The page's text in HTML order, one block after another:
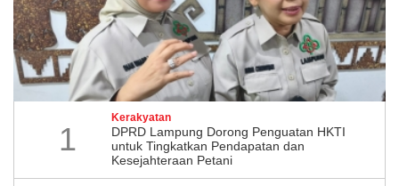
1
Kerakyatan
DPRD Lampung Dorong Penguatan HKTI
untuk Tingkatkan Pendapatan dan
Kesejahteraan Petani